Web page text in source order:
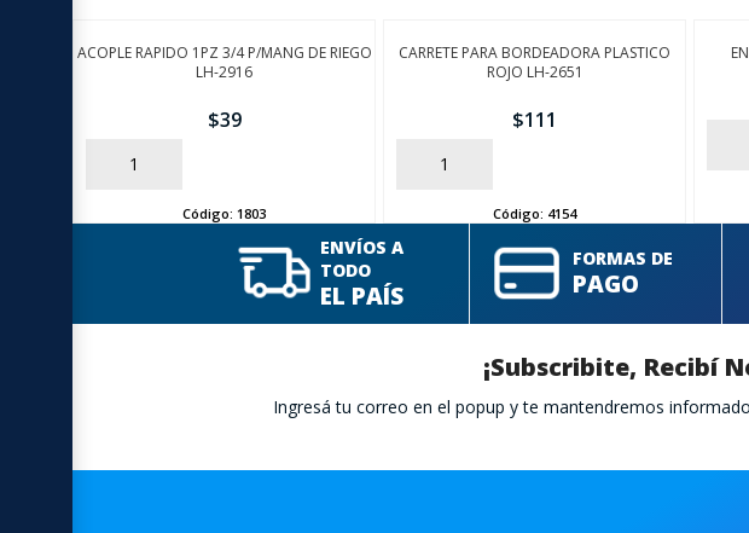
ACOPLE RAPIDO 1PZ 3/4 P/MANG DE RIEGO
LH-2916
$39
AÑADIR
Código:1803
CARRETE PARA BORDEADORA PLASTICO
ROJO LH-2651
$111
AÑADIR
Código: 4154
ENVÍOS A
TODO
EL PAÍS
FORMAS DE
PAGO
¡Subscribite, Recibí
Ingresá tu correo en el popup y te mantendremos